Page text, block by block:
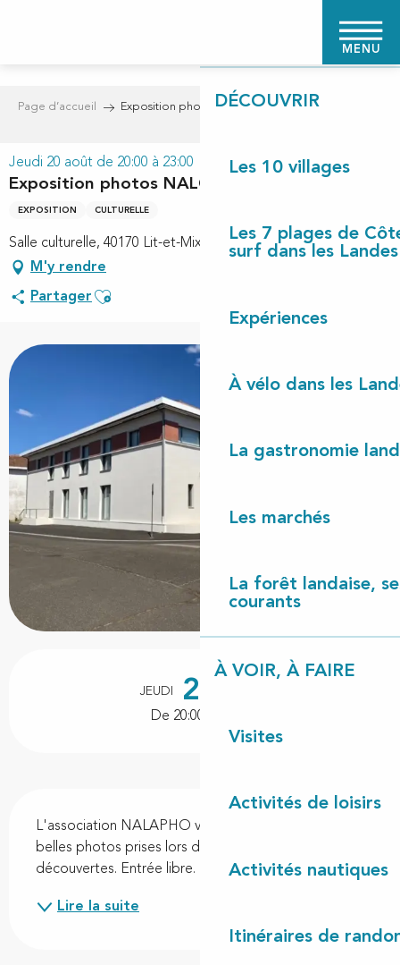
MENU
PAGE D'ACCUEIL
DÉCOUVRIR
Les 10 villages
Les 7 plages de
surf dans les Landes
Expériences
À vélo dans les
La gastronomie
Les marchés
La forêt landaise,
courants
À VOIR, À FAIRE
Visites
Activités de loisirs
Activités nautiques
Itinéraires de
Page d’accueil Exposition photos NALOPHO
Jeudi 20 août de 20:00 à 23:00
Exposition photos NALOPHO
EXPOSITION CULTURELLE
Salle culturelle, 40170 Lit-et-Mixe
M'y rendre
Partager Ajouter aux favoris
Ouverture et coordonnées
JEUDI 20
De 20:00 à 23:00
L'association NALAPHO vous présente ses plus
belles photos prises lors de leurs sorties
découvertes. Entrée libre.
Lire la suite